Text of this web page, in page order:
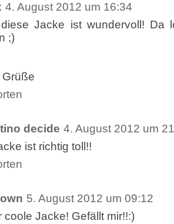
4. August 2012 um 16:34
Jacke ist wundervoll! Da
;)
decide 4. August 2012 um
ist richtig toll!!
5. August 2012 um 09:12
coole Jacke! Gefällt mir!!:)